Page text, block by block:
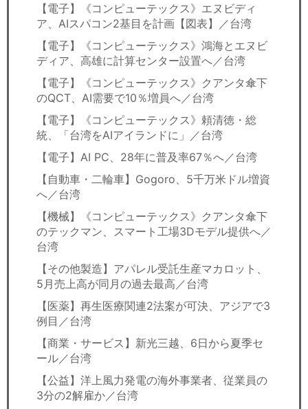
【電子】《コンピューテックス》エヌビディ
ア、AIスパコン2基目を計画【図表】／台湾
【電子】《コンピューテックス》鴻海とエヌビ
ディア、高雄に計算センター設置へ／台湾
【電子】《コンピューテックス》クアンタ傘下
のQCT、AI需要で10％増員へ／台湾
【電子】《コンピューテックス》頼清徳・総
統、「台湾をAIアイランドに」／台湾
【電子】AI PC、28年に普及率67％へ／台湾
【自動車・二輪車】Gogoro、5千万米ドル増資
へ／台湾
【機械】《コンピューテックス》クアンタ傘下
のテックマン、スマート工場3Dモデル提供へ／
台湾
【その他製造】アパレル受託生産マカロット、
5月売上高が同月の過去最高／台湾
【医薬】再生医療関連2法案が可決、アジアで3
例目／台湾
【商業・サービス】新光三越、6日から夏季セ
ール／台湾
【公益】洋上風力発電の海外事業者、従業員の
3分の2解雇か／台湾